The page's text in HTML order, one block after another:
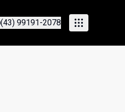
(43) 99191-2078